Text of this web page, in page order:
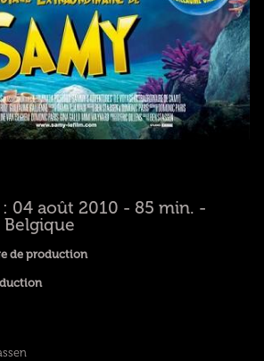
: 04 août 2010 - 85 min. -
de production